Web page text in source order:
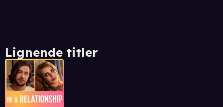
Lignende titler